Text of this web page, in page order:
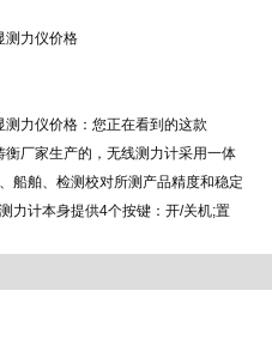
测力仪价格
力仪价格：您正在看到的这款
厂家生产的，无线测力计采用一体
船舶、检测校对所测产品精度和稳定
力计​本身提供4个按键：开/关机;置